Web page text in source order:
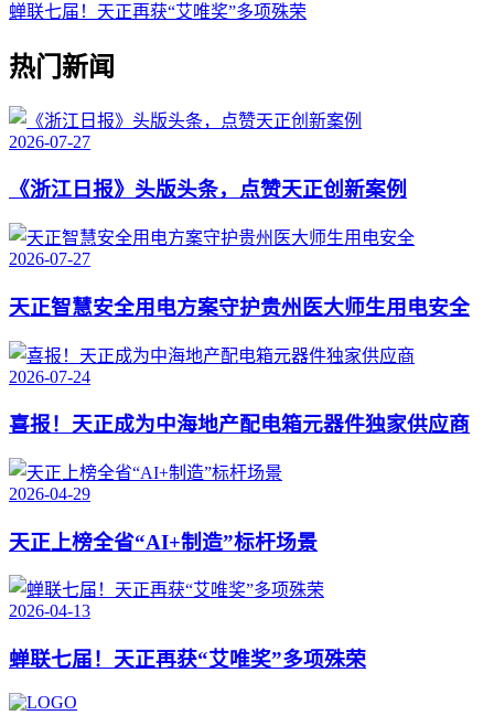
蝉联七届！天正再获“艾唯奖”多项殊荣
热门新闻
2026-07-27
《浙江日报》头版头条，点赞天正创新案例
2026-07-27
天正智慧安全用电方案守护贵州医大师生用电安全
2026-07-24
喜报！天正成为中海地产配电箱元器件独家供应商
2026-04-29
天正上榜全省“AI+制造”标杆场景
2026-04-13
蝉联七届！天正再获“艾唯奖”多项殊荣